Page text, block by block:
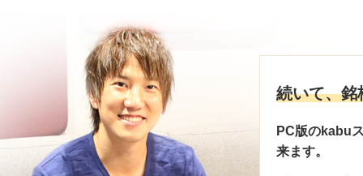
続いて、銘
PC版のkabu
来ます。